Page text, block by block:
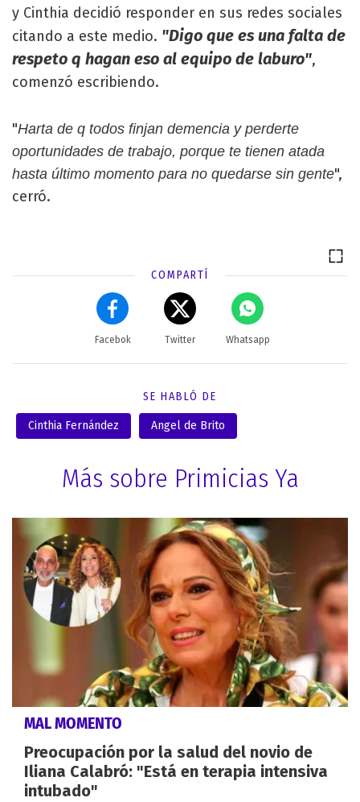
y Cinthia decidió responder en sus redes sociales
citando a este medio. "Digo que es una falta de
respeto q hagan eso al equipo de laburo",
comenzó escribiendo.
"Harta de q todos finjan demencia y perderte
oportunidades de trabajo, porque te tienen atada
hasta último momento para no quedarse sin gente",
cerró.
COMPARTÍ
Facebok Twitter Whatsapp
SE HABLÓ DE
Cinthia Fernández Angel de Brito
Más sobre Primicias Ya
MAL MOMENTO
Preocupación por la salud del novio de
Iliana Calabró: "Está en terapia intensiva
intubado"